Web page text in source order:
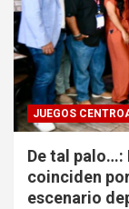
JUEGOS
De tal palo…:
coinciden
escenario